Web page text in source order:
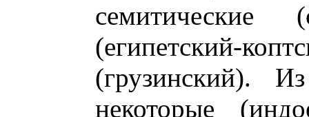
семитические
(египетский-
(грузинский).
некоторые